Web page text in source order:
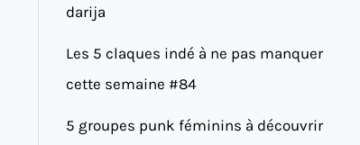
darija
Les 5 claques indé à ne pas manquer
cette semaine #84
5 groupes punk féminins à découvrir